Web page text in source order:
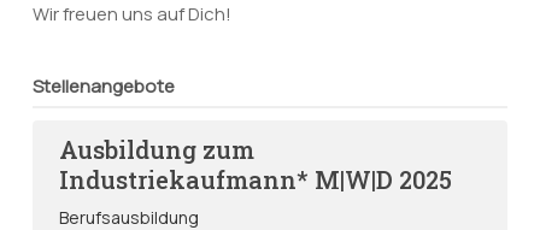
Wir freuen uns auf Dich!
Stellenangebote
Ausbildung zum
Industriekaufmann* M|W|D 2025
Berufsausbildung